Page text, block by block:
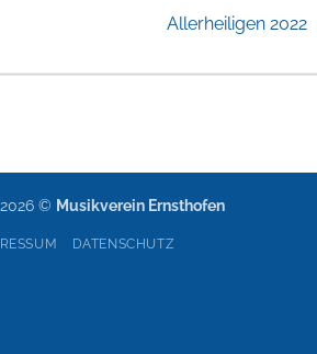
Allerheiligen 2022
© Musikverein Ernsthofen
DATENSCHUTZ